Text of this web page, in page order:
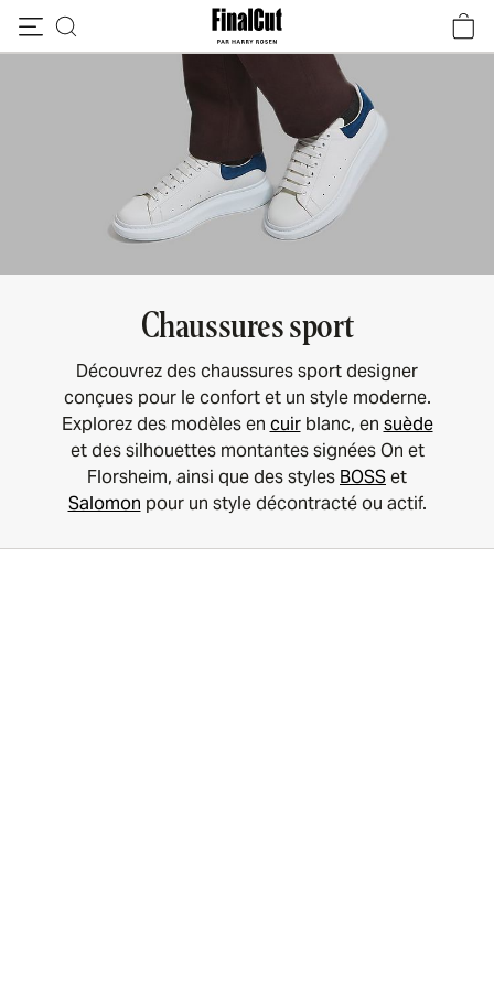
Chaussures sport
Découvrez des chaussures sport designer
conçues pour le confort et un style moderne.
Explorez des modèles en cuirblanc, en suède
et des silhouettes montantes signées On et
Florsheim, ainsi que des styles BOSSet
Salomon pour un style décontracté ou actif.